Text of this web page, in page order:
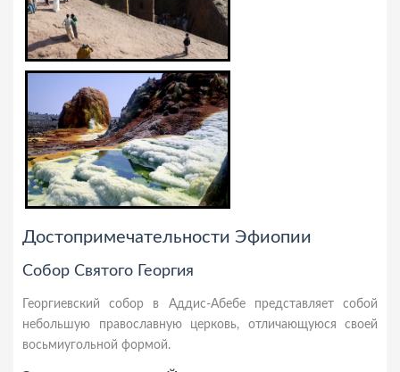
Достопримечательности Эфиопии
Собор Святого Георгия
Георгиевский собор в Аддис-Абебе представляет собой
небольшую православную церковь, отличающуюся своей
восьмиугольной формой.